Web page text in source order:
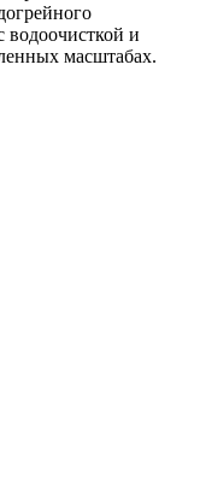
водоочисткой и
масштабах.